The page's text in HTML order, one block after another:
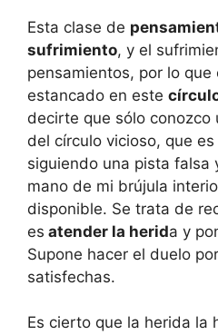
Esta clase de
sufrimiento, y el
pensamientos, por lo
estancado en este
decirte que sólo conozco
del círculo vicioso, que
siguiendo una pista falsa
mano de mi brújula
disponible. Se trata de
es atender la herida y
Supone hacer el duelo
satisfechas.
Es cierto que la herida la